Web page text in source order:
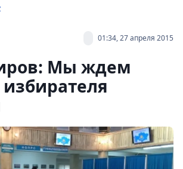
01:34, 27 апреля 2015
Мы ждем